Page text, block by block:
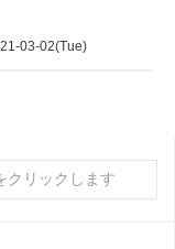
03-02(Tue)